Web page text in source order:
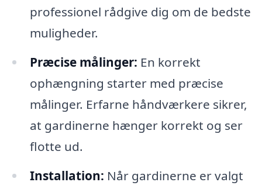
professionel rådgive dig om de bedste
muligheder.
Præcise målinger: En korrekt
ophængning starter med præcise
målinger. Erfarne håndværkere sikrer,
at gardinerne hænger korrekt og ser
flotte ud.
Installation: Når gardinerne er valgt